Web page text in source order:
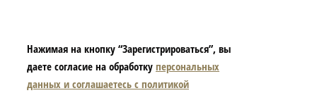
Нажимая на кнопку “Зарегистрироваться”, вы
даете согласие на обработку персональных
данных и соглашаетесь с политикой